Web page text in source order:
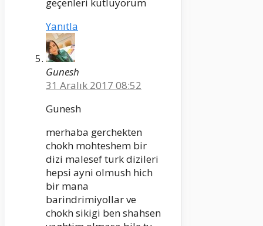
geçenleri kutluyorum
Yanıtla
Gunesh
31 Aralık 2017 08:52
Gunesh
merhaba gerchekten
chokh mohteshem bir
dizi malesef turk dizileri
hepsi ayni olmush hich
bir mana
barindrimiyollar ve
chokh sikigi ben shahsen